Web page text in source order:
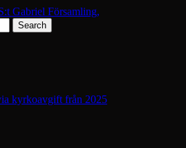
kyrkoavgift från 2025